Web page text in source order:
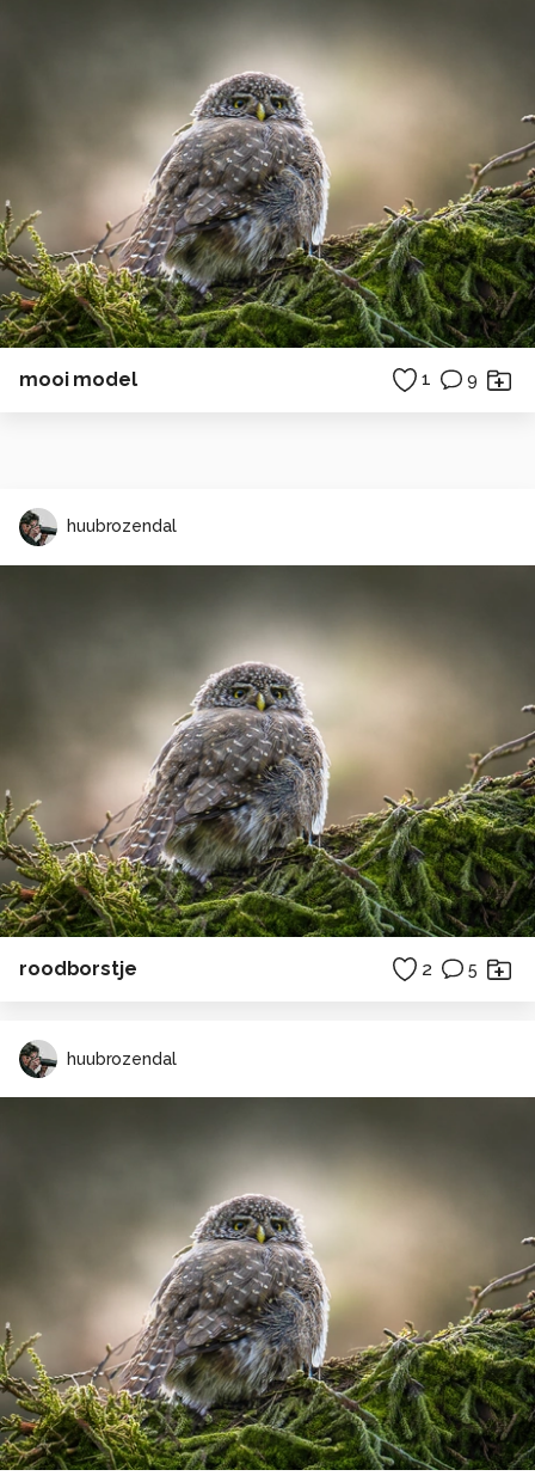
mooi model 1 9
huubrozendal
roodborstje 2 5
huubrozendal